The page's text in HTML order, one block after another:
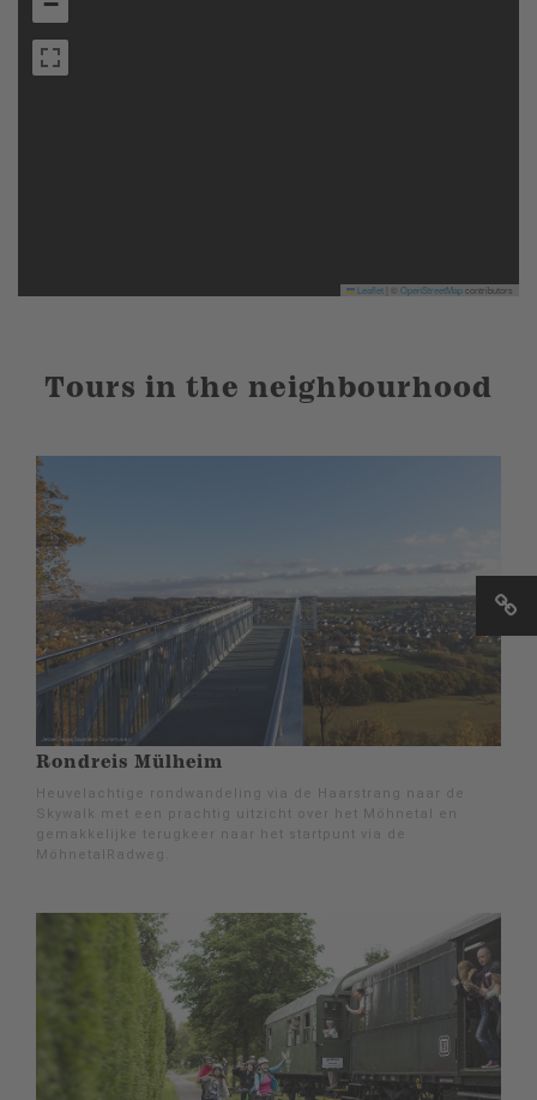
Leaflet OpenStreetMapcontributors
Tours in the neighbourhood
Rondreis Mülheim
Heuvelachtige rondwandeling via de Haarstrang naar de
Skywalk met een prachtig uitzicht over het Möhnetal en
gemakkelijke terugkeer naar het startpunt via de
MöhnetalRadweg.